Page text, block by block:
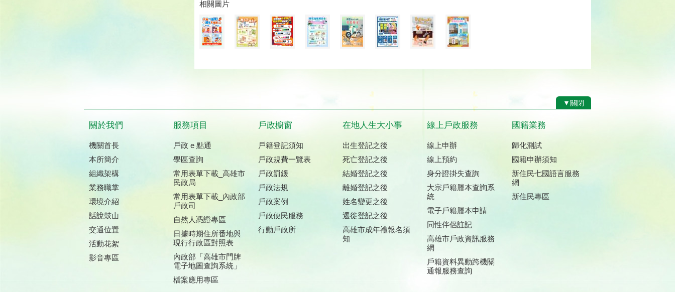
相關圖片
▼關閉
關於我們
機關首長
本所簡介
組織架構
業務職掌
環境介紹
話說鼓山
交通位置
活動花絮
影音專區
服務項目
戶政 e 點通
學區查詢
常用表單下載_高雄市
民政局
常用表單下載_內政部
戶政司
自然人憑證專區
日據時期住所番地與
現行行政區對照表
內政部「高雄市門牌
電子地圖查詢系統」
檔案應用專區
戶政櫥窗
戶籍登記須知
戶政規費一覽表
戶政罰鍰
戶政法規
戶政案例
戶政便民服務
行動戶政所
在地人生大小事
出生登記之後
死亡登記之後
結婚登記之後
離婚登記之後
姓名變更之後
遷徙登記之後
高雄市成年禮報名須
知
線上戶政服務
線上申辦
線上預約
身分證掛失查詢
大宗戶籍謄本查詢系
統
電子戶籍謄本申請
同性伴侶註記
高雄市戶政資訊服務
網
戶籍資料異動跨機關
通報服務查詢
國籍業務
歸化測試
國籍申辦須知
新住民七國語言服務
網
新住民專區